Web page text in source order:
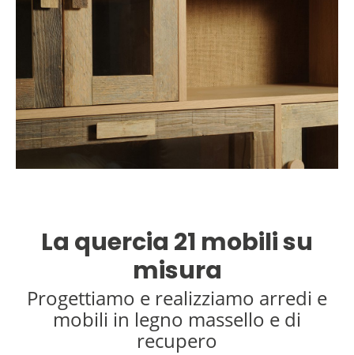
La quercia 21 mobili su
misura
Progettiamo e realizziamo arredi e
mobili in legno massello e di
recupero